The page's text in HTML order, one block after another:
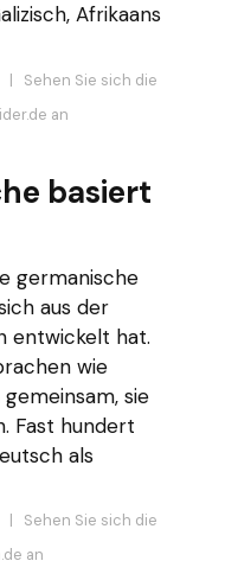
Afrikaans
| Sehen Sie sich die
an
basiert
germanische
aus der
entwickelt hat.
wie
sie
Fast hundert
als
| Sehen Sie sich die
an